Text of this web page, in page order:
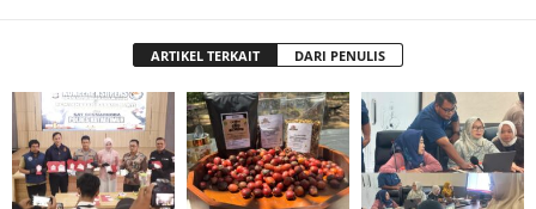
ARTIKEL TERKAIT DARI PENULIS